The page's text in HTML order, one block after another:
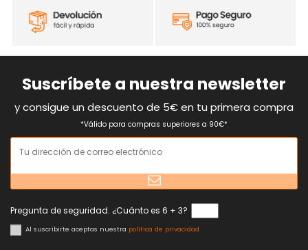
Suscríbete a nuestra newsletter
y consigue un descuento de 5€ en tu primera compra
*Válido para compras superiores a 90€*
Pregunta de seguridad. ¿Cuánto es 6 + 3?
Al suscribirte aceptas nuestra política de privacidad